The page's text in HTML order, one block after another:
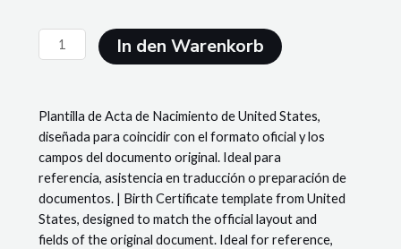
Birth
Certificate
(California)
Menge
In den Warenkorb
Plantilla de Acta de Nacimiento de United States,
diseñada para coincidir con el formato oficial y los
campos del documento original. Ideal para
referencia, asistencia en traducción o preparación de
documentos. | Birth Certificate template from United
States, designed to match the official layout and
fields of the original document. Ideal for reference,